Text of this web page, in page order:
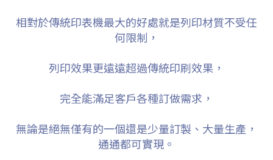
相對於傳統印表機最大的好處就是列印材質不受任
何限制，
列印效果更遠遠超過傳統印刷效果，
完全能滿足客戶各種訂做需求，
無論是絕無僅有的一個還是少量訂製、大量生產，
通通都可實現。